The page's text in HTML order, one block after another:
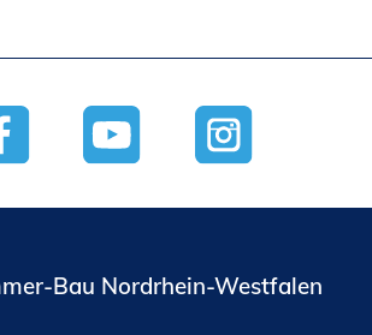
Bau Nordrhein-Westfalen